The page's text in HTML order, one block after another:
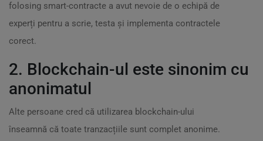
folosing smart-contracte a avut nevoie de o echipă de
experți pentru a scrie, testa și implementa contractele
corect.
2. Blockchain-ul este sinonim cu
anonimatul
Alte persoane cred că utilizarea blockchain-ului
înseamnă că toate tranzacțiile sunt complet anonime.